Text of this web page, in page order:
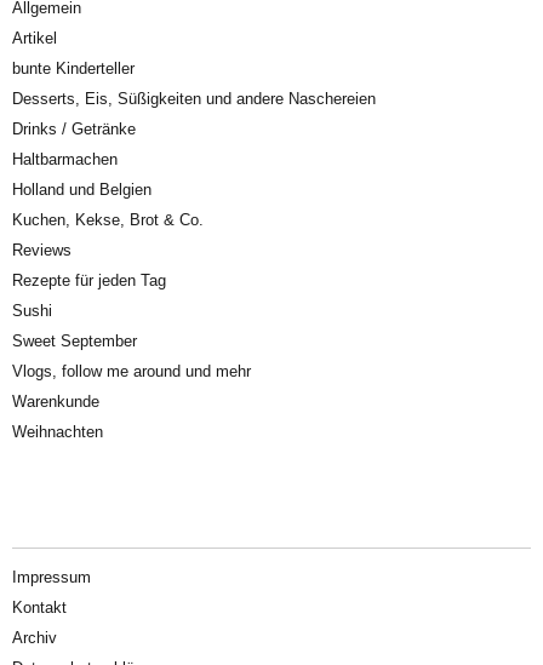
Allgemein
Artikel
bunte Kinderteller
Desserts, Eis, Süßigkeiten und andere Naschereien
Drinks / Getränke
Haltbarmachen
Holland und Belgien
Kuchen, Kekse, Brot & Co.
Reviews
Rezepte für jeden Tag
Sushi
Sweet September
Vlogs, follow me around und mehr
Warenkunde
Weihnachten
Impressum
Kontakt
Archiv